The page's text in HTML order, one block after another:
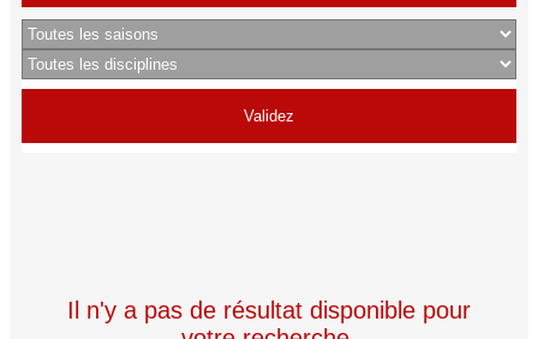
Il n'y a pas de résultat disponible pour